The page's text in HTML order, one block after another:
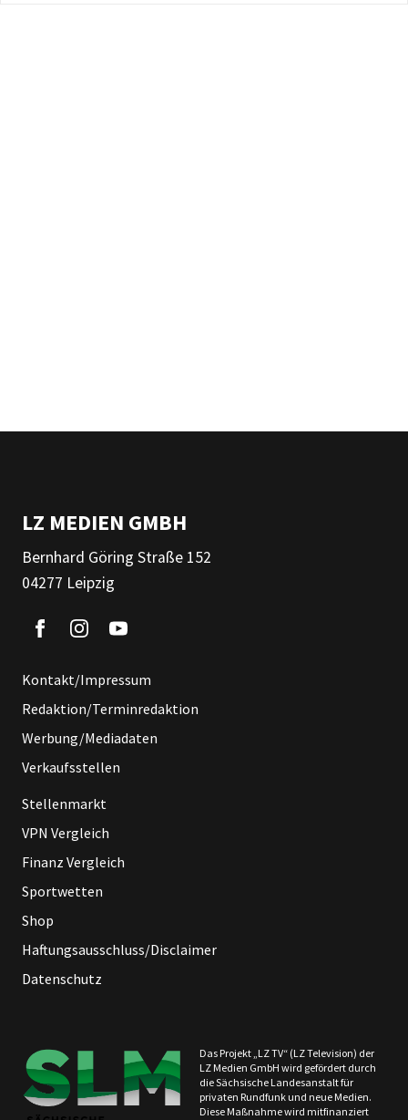
LZ MEDIEN GMBH
Bernhard Göring Straße 152
04277 Leipzig
Kontakt/Impressum
Redaktion/Terminredaktion
Werbung/Mediadaten
Verkaufsstellen
Stellenmarkt
VPN Vergleich
Finanz Vergleich
Sportwetten
Shop
Haftungsausschluss/Disclaimer
Datenschutz
Das Projekt „LZ TV“ (LZ Television) der
LZ Medien GmbH wird gefördert durch
die Sächsische Landesanstalt für
privaten Rundfunk und neue Medien.
Diese Maßnahme wird mitfinanziert